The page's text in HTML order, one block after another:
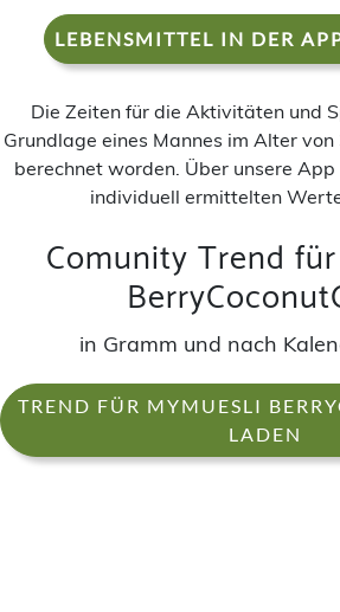
LEBENSMITTEL IN DER
Die Zeiten für die Aktivitäten und
Grundlage eines Mannes im Alter
berechnet worden. Über unsere
individuell ermittelten
Comunity Trend
in Gramm und nach
TREND FÜR MYMUESLI
LADEN